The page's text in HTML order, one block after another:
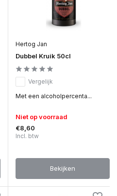
Hertog Jan
Dubbel Kruik 50cl
Vergelijk
Met een alcoholpercenta...
Niet op voorraad
€8,60
Incl. btw
Bekijken